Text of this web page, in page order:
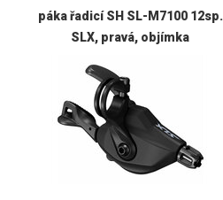
páka řadicí SH SL-M7100 12sp.
SLX, pravá, objímka